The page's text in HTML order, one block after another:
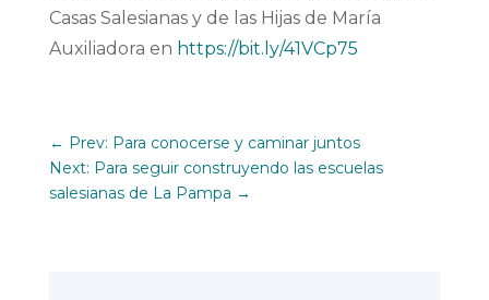
Casas Salesianas y de las Hijas de María
Auxiliadora en https://bit.ly/41VCp75
← Prev: Para conocerse y caminar juntos
Next: Para seguir construyendo las escuelas
salesianas de La Pampa →